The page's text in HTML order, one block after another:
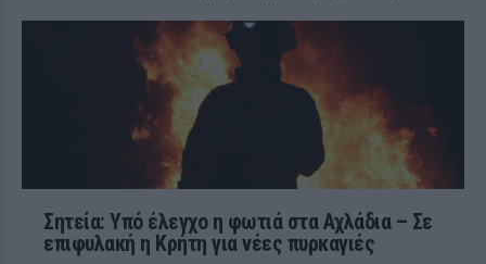
Σητεία: Υπό έλεγχο η φωτιά στα Αχλάδια – Σε
επιφυλακή η Κρήτη για νέες πυρκαγιές